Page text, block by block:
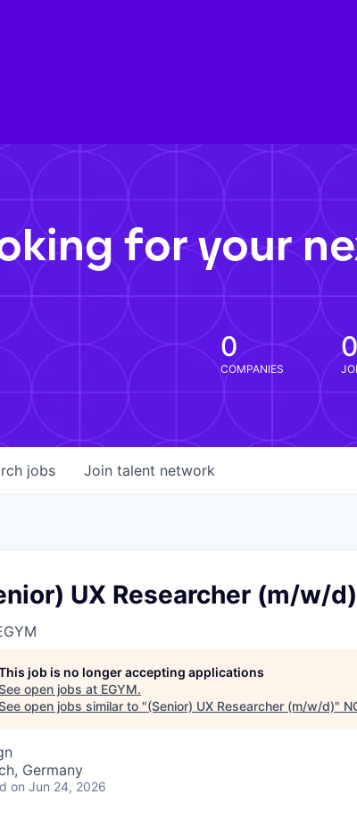
for your
0
COMPANIES
0
jobs Join talent network
UX Researcher (m/w/d)
job is no longer accepting applications
open jobs at EGYM.
open jobs similar to "(Senior) UX Researcher (m/w/d)"
Germany
on Jun 24, 2026